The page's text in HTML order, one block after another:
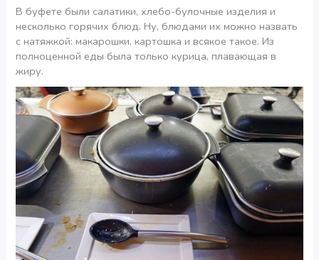
В буфете были салатики, хлебо-булочные изделия и
несколько горячих блюд. Ну, блюдами их можно назвать
с натяжкой: макарошки, картошка и всякое такое. Из
полноценной еды была только курица, плавающая в
жиру.